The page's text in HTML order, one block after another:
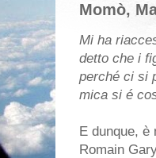
Momò,
Mi ha
detto che i
perché ci si
mica si é
E dunque, è
Romain